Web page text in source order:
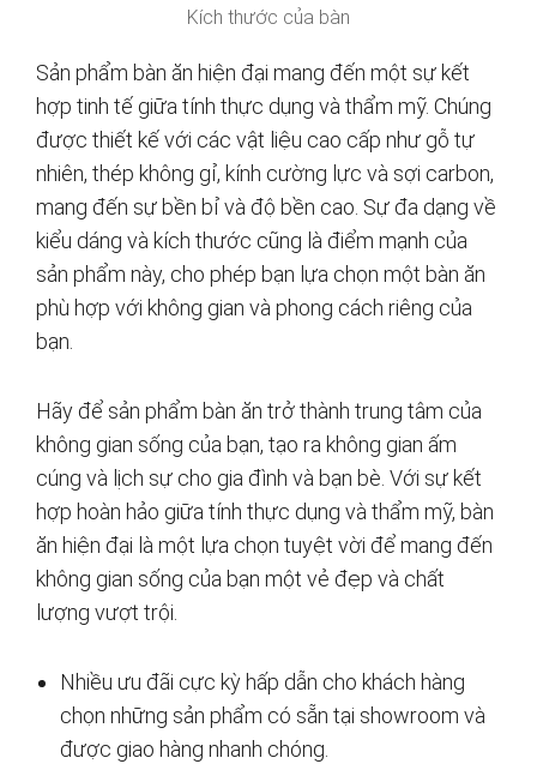
Kích thước của bàn
Sản phẩm bàn ăn hiện đại mang đến một sự kết
hợp tinh tế giữa tính thực dụng và thẩm mỹ. Chúng
được thiết kế với các vật liệu cao cấp như gỗ tự
nhiên, thép không gỉ, kính cường lực và sợi carbon,
mang đến sự bền bỉ và độ bền cao. Sự đa dạng về
kiểu dáng và kích thước cũng là điểm mạnh của
sản phẩm này, cho phép bạn lựa chọn một bàn ăn
phù hợp với không gian và phong cách riêng của
bạn.
Hãy để sản phẩm bàn ăn trở thành trung tâm của
không gian sống của bạn, tạo ra không gian ấm
cúng và lịch sự cho gia đình và bạn bè. Với sự kết
hợp hoàn hảo giữa tính thực dụng và thẩm mỹ, bàn
ăn hiện đại là một lựa chọn tuyệt vời để mang đến
không gian sống của bạn một vẻ đẹp và chất
lượng vượt trội.
Nhiều ưu đãi cực kỳ hấp dẫn cho khách hàng
chọn những sản phẩm có sẵn tại showroom và
được giao hàng nhanh chóng.